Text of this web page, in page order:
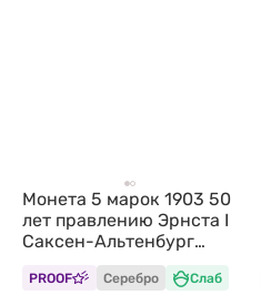
Монета 5 марок 1903 50
лет правлению Эрнста I
Саксен-Альтенбург
Германия слаб CPRC PF
Det.
PROOF Серебро Слаб